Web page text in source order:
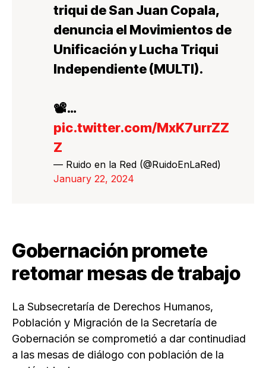
triqui de San Juan Copala,
denuncia el Movimientos de
Unificación y Lucha Triqui
Independiente (MULTI).
📽️…
pic.twitter.com/MxK7urrZZ
Z
— Ruido en la Red (@RuidoEnLaRed)
January 22, 2024
Gobernación promete
retomar mesas de trabajo
La Subsecretaría de Derechos Humanos,
Población y Migración de la Secretaría de
Gobernación se comprometió a dar continudiad
a las mesas de diálogo con población de la